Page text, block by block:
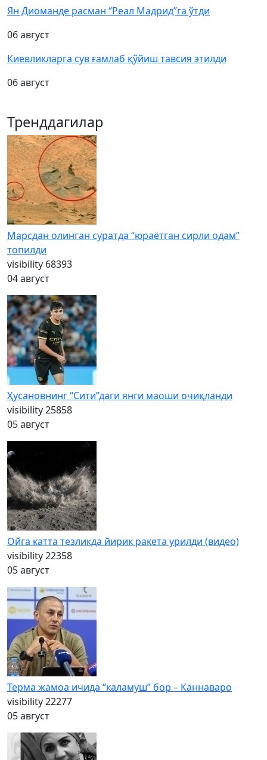
Ян Диоманде расман “Реал Мадрид”га ўтди
06 август
Киевликларга сув ғамлаб қўйиш тавсия этилди
06 август
Тренддагилар
Марсдан олинган суратда “юраётган сирли одам”
топилди
visibility 68393
04 август
Ҳусановнинг “Сити”даги янги маоши очиқланди
visibility25858
05 август
Ойга катта тезликда йирик ракета урилди (видео)
visibility22358
05 август
Терма жамоа ичида “каламуш” бор – Каннаваро
visibility22277
05 август